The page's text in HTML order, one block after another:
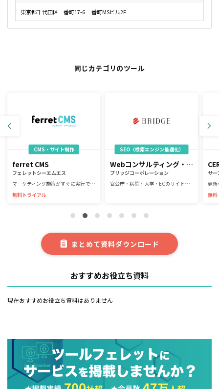
東京都千代田区一番町17-6 一番町MSビル2F
同じカテゴリのツール
ferret CMS
フェレットシーエムエス
マーケティング施策がすぐに実行できる！見たまま編集のCMS
CMS・サイト制作
無料トライアル
Webコンサルティング・サイト制作・システム開発・運用支援
ブリッジコーポレーション
官公庁・病院・大学・ECのサイト制作・運用など幅広い実績あり
SEO（検索エンジン最適化）
サ
無料
まとめて資料ダウンロード
おすすめお役立ち資料